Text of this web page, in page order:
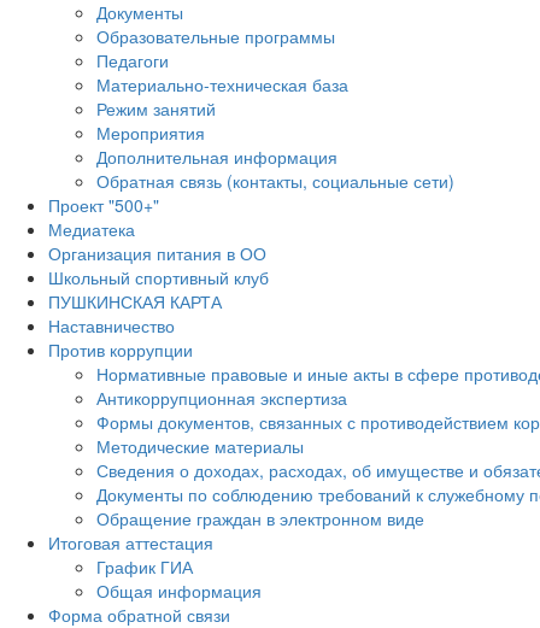
Документы
Образовательные программы
Педагоги
Материально-техническая база
Режим занятий
Мероприятия
Дополнительная информация
Обратная связь (контакты, социальные сети)
Проект "500+"
Медиатека
Организация питания в ОО
Школьный спортивный клуб
ПУШКИНСКАЯ КАРТА
Наставничество
Против коррупции
Нормативные правовые и иные акты в сфере
Антикоррупционная экспертиза
Формы документов, связанных с противодействием
Методические материалы
Сведения о доходах, расходах, об имуществе и
Документы по соблюдению требований к служебному
Обращение граждан в электронном виде
Итоговая аттестация
График ГИА
Общая информация
Форма обратной связи